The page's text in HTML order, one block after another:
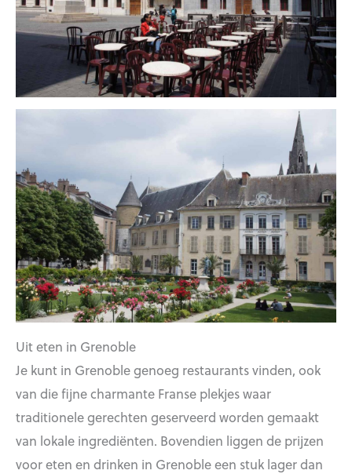
Uit eten in Grenoble
Je kunt in Grenoble genoeg restaurants vinden, ook
van die fijne charmante Franse plekjes waar
traditionele gerechten geserveerd worden gemaakt
van lokale ingrediënten. Bovendien liggen de prijzen
voor eten en drinken in Grenoble een stuk lager dan